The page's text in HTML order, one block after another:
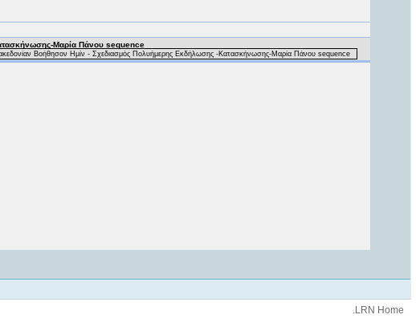
Μαρία Πάνου sequence
Βοήθησον Ημίν - Σχεδιασμός Πολυήμερης Εκδήλωσης -Κατασκήνωσης-Μαρία Πάνου sequence
.LRN Home